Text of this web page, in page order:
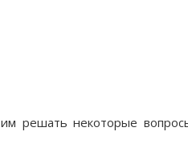
решать некоторые